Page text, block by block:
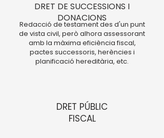
DRET DE SUCCESSIONS I
DONACIONS
Redacció de testament des d'un punt
de vista civil, però alhora assessorant
amb la màxima eficiència fiscal,
pactes successoris, herències i
planificació hereditària, etc.
DRET PÚBLIC
FISCAL